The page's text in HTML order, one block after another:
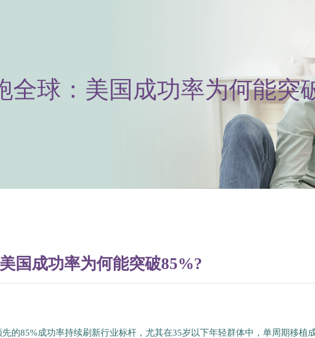
全球：美国成功率为何能突
国成功率为何能突破85%?
的85%成功率持续刷新行业标杆，尤其在35岁以下年轻群体中，单周期移植